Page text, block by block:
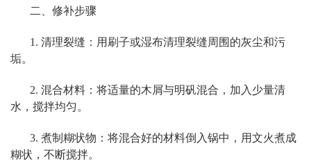
二、修补步骤
1. 清理裂缝：用刷子或湿布清理裂缝周围的灰尘和污
垢。
2. 混合材料：将适量的木屑与明矾混合，加入少量清
水，搅拌均匀。
3. 煮制糊状物：将混合好的材料倒入锅中，用文火煮成
糊状，不断搅拌。